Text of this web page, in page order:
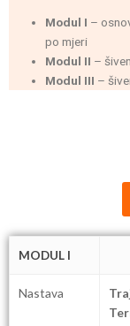
Modul I –
po mjeri
Modul II –
Modul III –
MODUL I
Nastava